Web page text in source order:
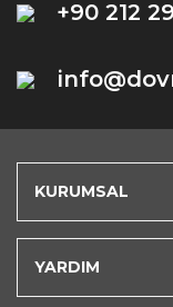
+90 212
KURUMSAL
YARDIM